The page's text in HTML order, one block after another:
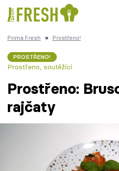
Česká kuchyně
Prima Fresh ■ Prostřeno!
PROSTŘENO!
Prostřeno, soutěžící
Prostřeno:
rajčaty